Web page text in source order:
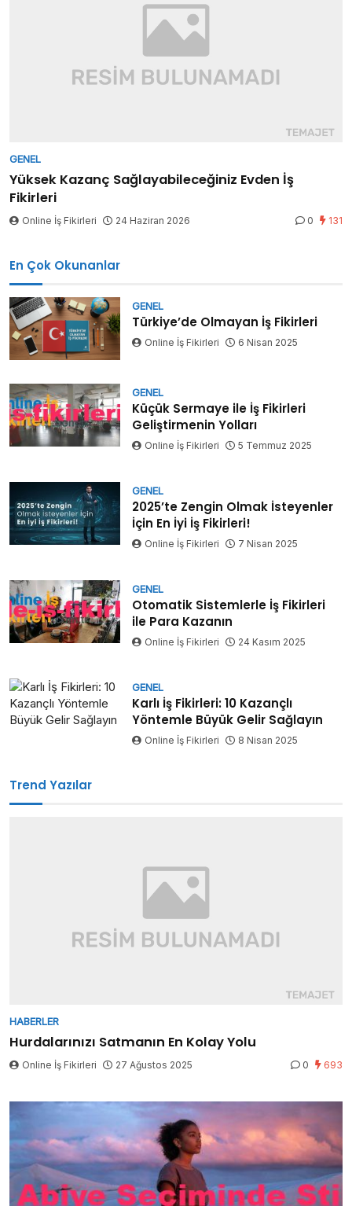
GENEL
Yüksek Kazanç Sağlayabileceğiniz Evden İş
Fikirleri
Online İş Fikirleri 24 Haziran 2026 0 131
En Çok Okunanlar
GENEL
Türkiye’de Olmayan İş Fikirleri
Online İş Fikirleri 6 Nisan 2025
GENEL
Küçük Sermaye ile İş Fikirleri
Geliştirmenin Yolları
Online İş Fikirleri 5 Temmuz 2025
GENEL
2025’te Zengin Olmak İsteyenler
İçin En İyi İş Fikirleri!
Online İş Fikirleri 7 Nisan 2025
GENEL
Otomatik Sistemlerle İş Fikirleri
ile Para Kazanın
Online İş Fikirleri 24 Kasım 2025
GENEL
Karlı İş Fikirleri: 10 Kazançlı
Yöntemle Büyük Gelir Sağlayın
Online İş Fikirleri 8 Nisan 2025
Trend Yazılar
HABERLER
Hurdalarınızı Satmanın En Kolay Yolu
Online İş Fikirleri 27 Ağustos 2025 0 693